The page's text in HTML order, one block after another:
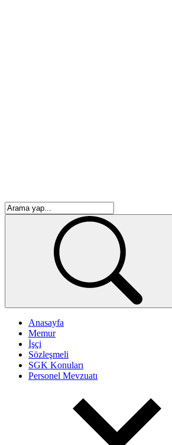
Anasayfa
Memur
İşçi
Sözleşmeli
SGK Konuları
Personel Mevzuatı